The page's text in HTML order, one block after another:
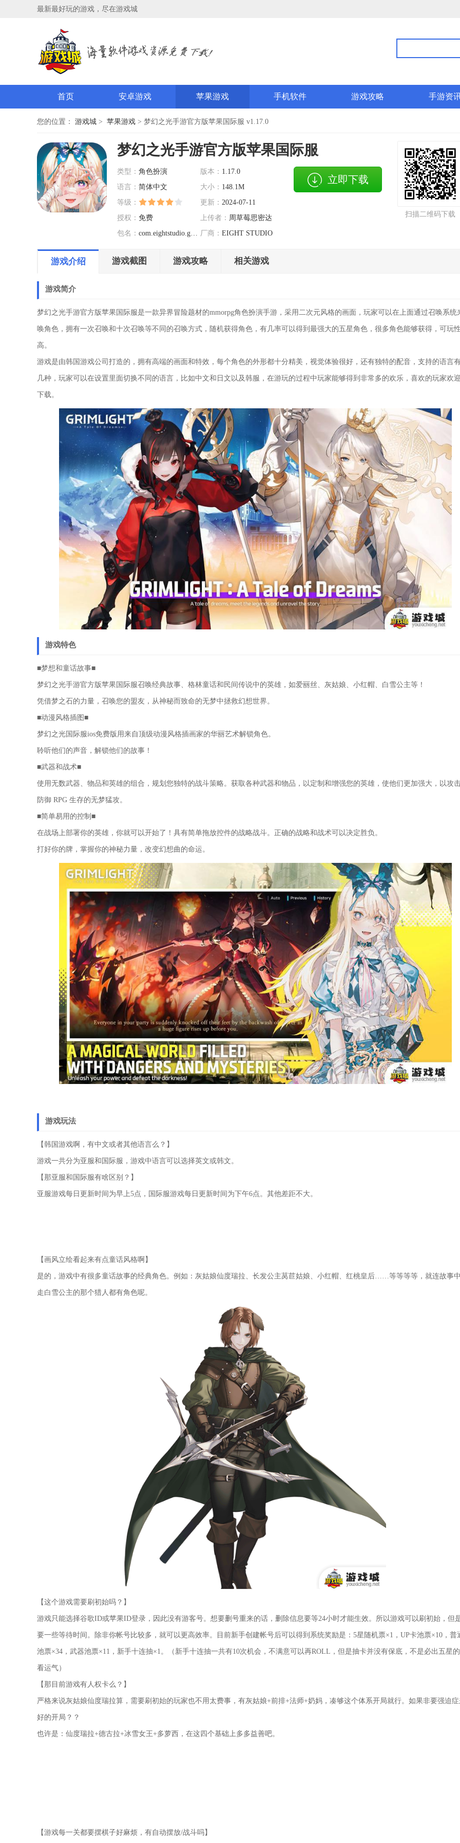
最新最好玩的游戏，尽在游戏城
首页 安卓游戏 苹果游戏 手机软件 游戏攻略 手游资
您的位置： 游戏城 > 苹果游戏 > 梦幻之光手游官方版苹果国际服 v1.17.0
梦幻之光手游官方版苹果国际服
类型： 角色扮演 版本： 1.17.0
语言： 简体中文 大小： 148.1M
等级：
更新： 2024-07-11
授权： 免费 上传者： 周草莓思密达
包名： com.eightstudio.grimlight 厂商： EIGHT STUDIO
扫描二维码下载
立即下载
游戏介绍 游戏截图 游戏攻略 相关游戏
游戏简介
梦幻之光手游官方版苹果国际服是一款异界冒险题材的mmorpg角色扮演手游，采用二次元风格的画面，玩家可以在上面通过召唤系统
唤角色，拥有一次召唤和十次召唤等不同的召唤方式，随机获得角色，有几率可以得到最强大的五星角色，很多角色能够获得，可玩
高。
游戏是由韩国游戏公司打造的，拥有高端的画面和特效，每个角色的外形都十分精美，视觉体验很好，还有独特的配音，支持的语言
几种，玩家可以在设置里面切换不同的语言，比如中文和日文以及韩服，在游玩的过程中玩家能够得到非常多的欢乐，喜欢的玩家欢
下载。
游戏特色
■梦想和童话故事■
梦幻之光手游官方版苹果国际服召唤经典故事、格林童话和民间传说中的英雄，如爱丽丝、灰姑娘、小红帽、白雪公主等！
凭借梦之石的力量，召唤您的盟友，从神秘而致命的无梦中拯救幻想世界。
■动漫风格插图■
梦幻之光国际服ios免费版用来自顶级动漫风格插画家的华丽艺术解锁角色。
聆听他们的声音，解锁他们的故事！
■武器和战术■
使用无数武器、物品和英雄的组合，规划您独特的战斗策略。获取各种武器和物品，以定制和增强您的英雄，使他们更加强大，以攻
防御 RPG 生存的无梦猛攻。
■简单易用的控制■
在战场上部署你的英雄，你就可以开始了！具有简单拖放控件的战略战斗。正确的战略和战术可以决定胜负。
打好你的牌，掌握你的神秘力量，改变幻想曲的命运。
游戏玩法
【韩国游戏啊，有中文或者其他语言么？】
游戏一共分为亚服和国际服，游戏中语言可以选择英文或韩文。
【那亚服和国际服有啥区别？】
亚服游戏每日更新时间为早上5点，国际服游戏每日更新时间为下午6点。其他差距不大。
【画风立绘看起来有点童话风格啊】
是的，游戏中有很多童话故事的经典角色。例如：灰姑娘仙度瑞拉、长发公主莴苣姑娘、小红帽、红桃皇后……等等等等，就连故事
走白雪公主的那个猎人都有角色呢。
【这个游戏需要刷初始吗？】
游戏只能选择谷歌ID或苹果ID登录，因此没有游客号。想要删号重来的话，删除信息要等24小时才能生效。所以游戏可以刷初始，但
要一些等待时间。除非你帐号比较多，就可以更高效率。目前新手创建帐号后可以得到系统奖励是：5星随机票×1，UP卡池票×10，普
池票×34，武器池票×11，新手十连抽×1。（新手十连抽一共有10次机会，不满意可以再ROLL，但是抽卡并没有保底，不是必出五星
看运气）
【那目前游戏有人权卡么？】
严格来说灰姑娘仙度瑞拉算，需要刷初始的玩家也不用太费事，有灰姑娘+前排+法师+奶妈，凑够这个体系开局就行。如果非要强迫
好的开局？？
也许是：仙度瑞拉+德古拉+冰雪女王+多萝西，在这四个基础上多多益善吧。
【游戏每一关都要摆棋子好麻烦，有自动摆放/战斗吗】